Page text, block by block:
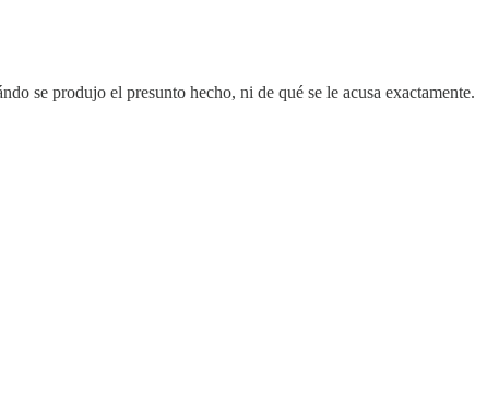
se produjo el presunto hecho, ni de qué se le acusa exactamente.